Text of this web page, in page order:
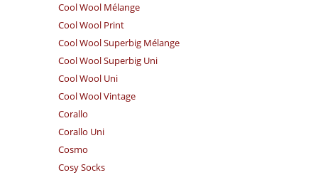
Cool Wool Mélange
Cool Wool Print
Cool Wool Superbig Mélange
Cool Wool Superbig Uni
Cool Wool Uni
Cool Wool Vintage
Corallo
Corallo Uni
Cosmo
Cosy Socks